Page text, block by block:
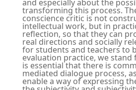
and especially about the
transforming this process.
conscience critic is not
intellectual work, but in
reflection, so that they can
real directions and socially
for students and teachers to
evaluation practice, we stand
is essential that there is
mediated dialogue process,
enable a way of expressing